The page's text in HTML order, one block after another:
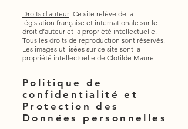
Droits d'auteur: Ce site relève de la
législation française et internationale sur le
droit d’auteur et la propriété intellectuelle.
Tous les droits de reproduction sont réservés.
Les images utilisées sur ce site sont la
propriété intellectuelle de Clotilde Maurel
Politique de
confidentialité et
Protection des
Données personnelles